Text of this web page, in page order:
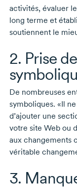
activités, évaluer
long terme et
soutiennent le
2. Prise
De nombreuses
symboliques. «Il
d’ajouter une
votre site Web ou
aux changements
véritable
3.